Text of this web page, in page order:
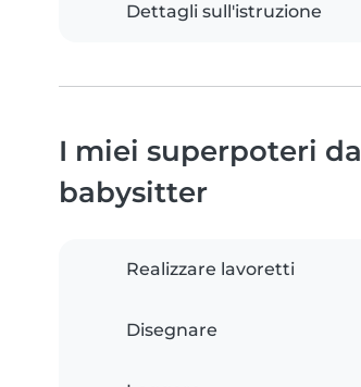
Dettagli sull'istruzione
I miei superpoteri da
babysitter
Realizzare lavoretti
Disegnare